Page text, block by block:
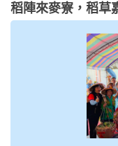
稻陣來麥寮，稻草